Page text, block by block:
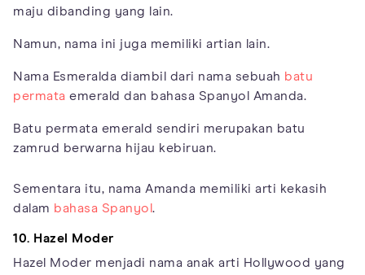
maju dibanding yang lain.
Namun, nama ini juga memiliki artian lain.
Nama Esmeralda diambil dari nama sebuah batu
permata emerald dan bahasa Spanyol Amanda.
Batu permata emerald sendiri merupakan batu
zamrud berwarna hijau kebiruan.
Sementara itu, nama Amanda memiliki arti kekasih
dalam bahasa Spanyol .
10. Hazel Moder
Hazel Moder menjadi nama anak arti Hollywood yang